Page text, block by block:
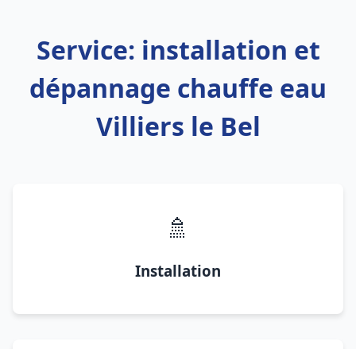
Service: installation et
dépannage chauffe eau
Villiers le Bel
🚿
Installation